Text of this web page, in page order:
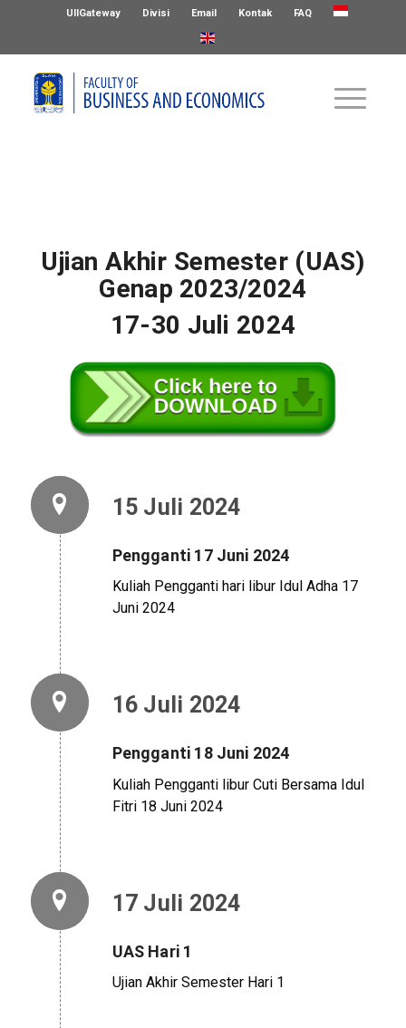
UIIGateway Divisi Email Kontak FAQ
Ujian Akhir Semester (UAS)
Genap 2023/2024
17-30 Juli 2024
15 Juli 2024
Pengganti 17 Juni 2024
Kuliah Pengganti hari libur Idul Adha 17
Juni 2024
16 Juli 2024
Pengganti 18 Juni 2024
Kuliah Pengganti libur Cuti Bersama Idul
Fitri 18 Juni 2024
17 Juli 2024
UAS Hari 1
Ujian Akhir Semester Hari 1